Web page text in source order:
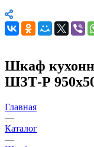
Шкаф
ШЗТ-Р
Главная
—
Каталог
—